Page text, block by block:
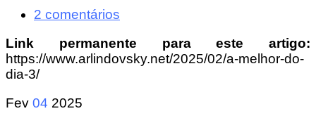
2 comentários
Link permanente para este artigo:
https://www.arlindovsky.net/2025/02/a-melhor-do-
dia-3/
Fev 04 2025